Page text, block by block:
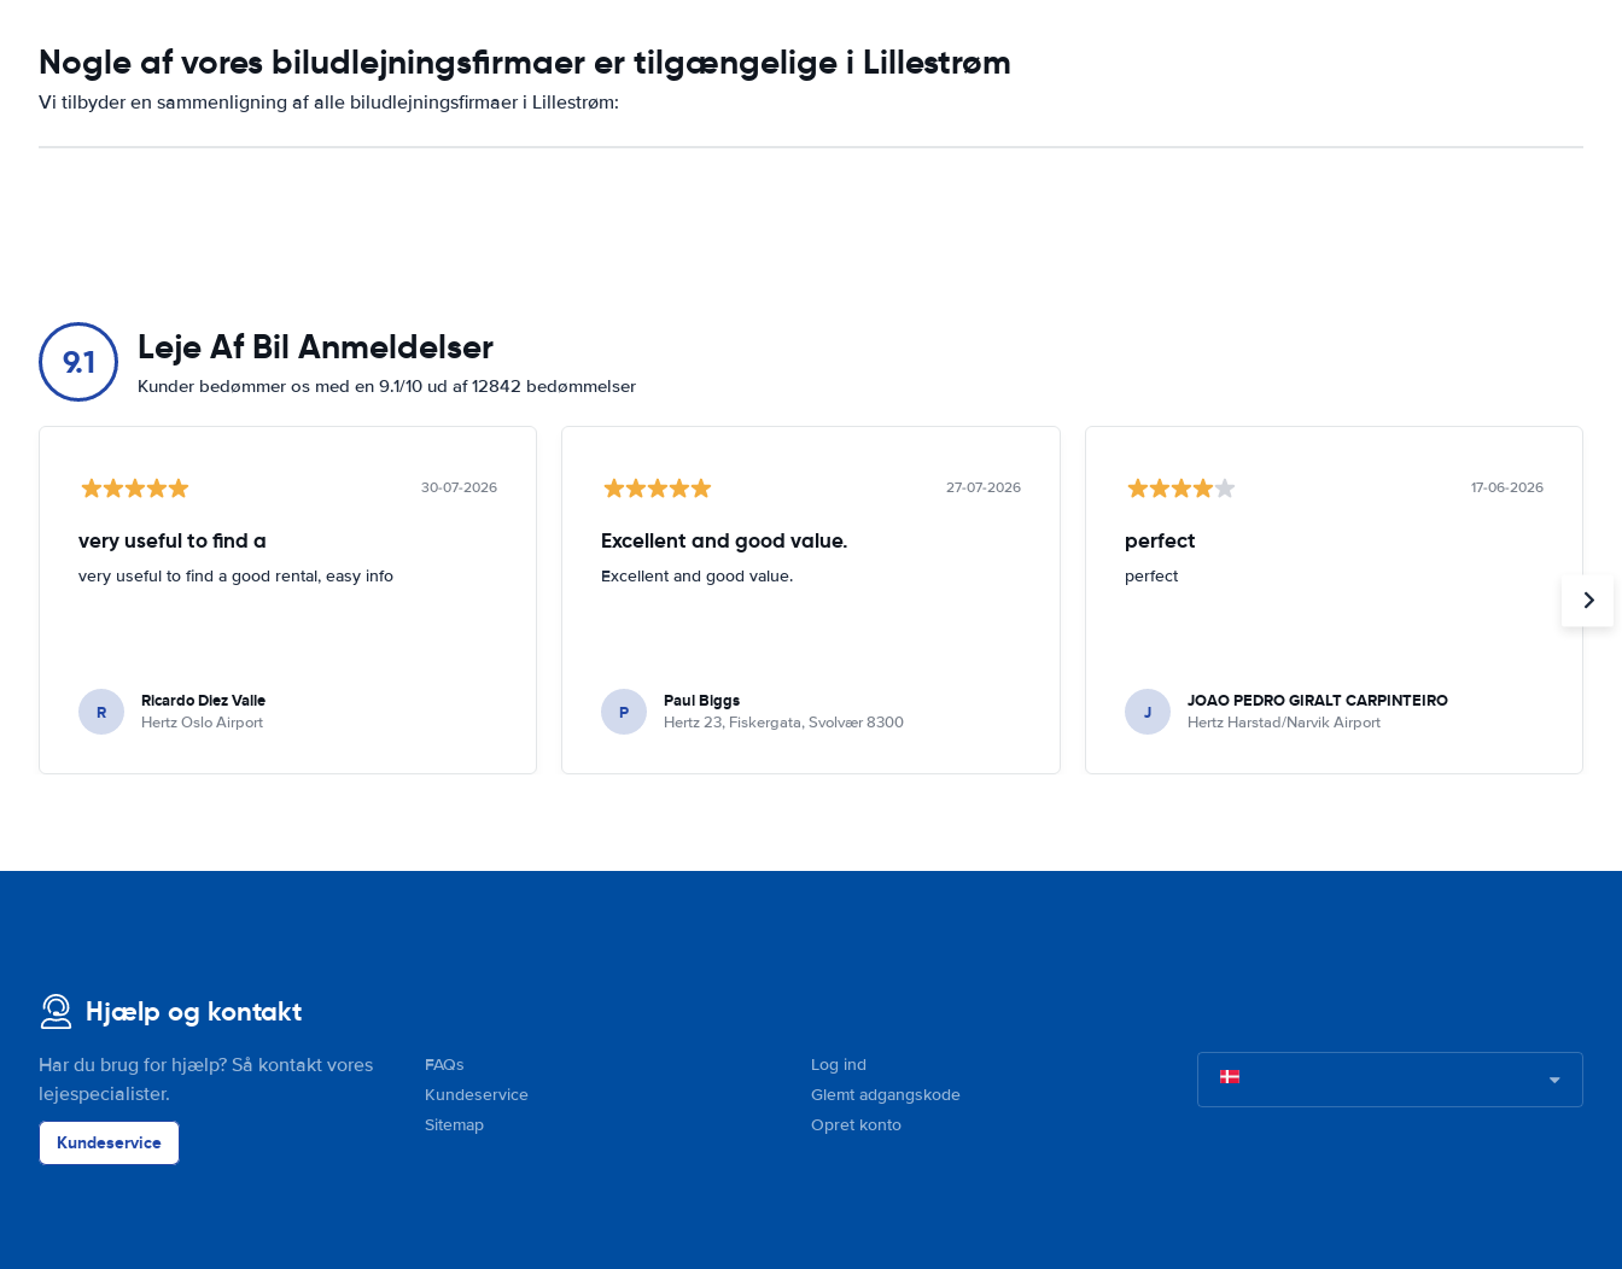
Nogle af vores biludlejningsfirmaer er tilgængelige i Lillestrøm
Vi tilbyder en sammenligning af alle biludlejningsfirmaer i Lillestrøm:
9.1 Leje Af Bil Anmeldelser
Kunder bedømmer os med en 9.1/10 ud af 12842 bedømmelser
30-07-2026
very useful to find a
very useful to find a good rental, easy info
R Ricardo Diez Valle
Hertz Oslo Airport
27-07-2026
Excellent and good value.
Excellent and good value.
P Paul Biggs
Hertz 23, Fiskergata, Svolvær 8300
17-06-2026
perfect
perfect
J JOAO PEDRO GIRALT CARPINTEIRO
Hertz Harstad/Narvik Airport
Hjælp og kontakt
Har du brug for hjælp? Så kontakt vores
lejespecialister.
Kundeservice
FAQs
Kundeservice
Sitemap
Log ind
Glemt adgangskode
Opret konto